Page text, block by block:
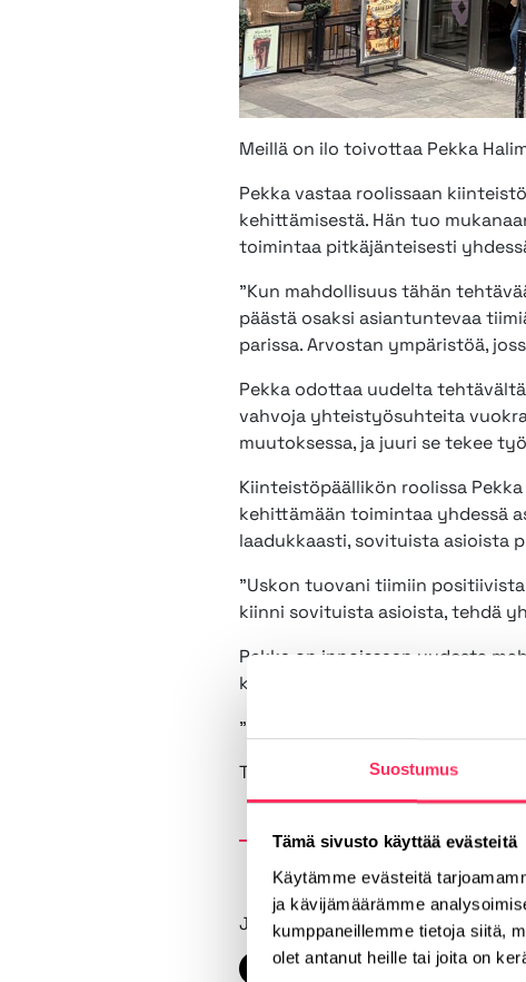
Suostumus
Tämä sivusto käyttää evästeitä
Käytämme evästeitä
ja kävijämäärämme
kumppaneillemme tietoja siitä,
olet antanut heille tai joita on
Meillä on ilo toivottaa Pekka
Pekka vastaa roolissaan
kehittämisestä. Hän tuo
toimintaa pitkäjänteisesti
”Kun mahdollisuus tähän
päästä osaksi asiantuntevaa
parissa. Arvostan ympäristöä,
Pekka odottaa uudelta
vahvoja yhteistyösuhteita
muutoksessa, ja juuri se tekee
Kiinteistöpäällikön roolissa
kehittämään toimintaa yhdessä
laadukkaasti, sovituista asioista
”Uskon tuovani tiimiin
kiinni sovituista asioista, tehdä
Pekka on innoissaan uudesta
kehittämässä toimintaa yhdessä
”Kiitos lämpimästä
Toivotamme Pekan lämpimästi
Jaa uutinen
Facebook
LinkedIn